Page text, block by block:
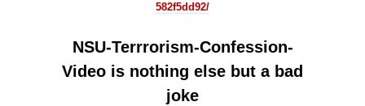
582f5dd92/
NSU-Terrrorism-Confession-
Video is nothing else but a bad
joke